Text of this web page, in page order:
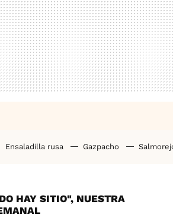
Ensaladilla rusa Gazpacho
HAY SITIO", NUESTRA